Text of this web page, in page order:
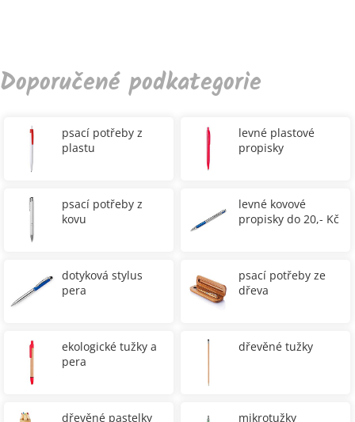
Doporučené podkategorie
psací potřeby z
plastu
levné plastové
propisky
psací potřeby z
kovu
levné kovové
propisky do 20,- Kč
dotyková stylus
pera
psací potřeby ze
dřeva
ekologické tužky a
pera
dřevěné tužky
dřevěné pastelky mikrotužky